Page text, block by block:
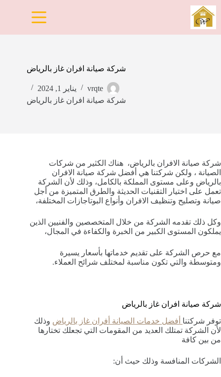
التجاوز
إلى
المحتوى
شركة صيانة افران غاز بالرياض
vrqte
يناير 1, 2024
شركة صيانة افران غاز بالرياض
شركة صيانة الافران بالرياض، هناك الكثير من شركات
الصيانة ، ولكن شركتنا هي أفضل شركة صيانة الافران
بالرياض وعلى مستوى المملكة بالكامل، وذلك لأن الشركة
تعمل على اختيار التقنيات الحديثة والطرق المتميزة من أجل
صيانة وتصليح وتنظيف الافران وأنواع البوتاجازات المختلفة،
وكل ذلك تقدمه الشركة من خلال المتخصصين والفنيين الذين
يملكون المستوى الكبير من الخبرة والكفاءة في المجال،
مع حرص الشركة على تقديم خدماتها بأسعار يسيرة
ومتوسطة والتي تكون مناسبة لمختلف شرائح العملاء.
شركة صيانة افران غاز بالرياض
توفر شركتنا أفضل خدمات الصيانة أفران غاز بالرياض وذلك
لأن الشركة تمتلك العديد من المقومات التي تجعلك تختارها
من بين كافة
الشركات المنافسة وذلك حيث أن: